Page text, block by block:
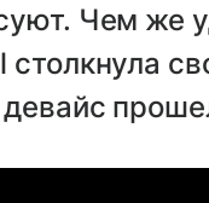
Чем же
девайс